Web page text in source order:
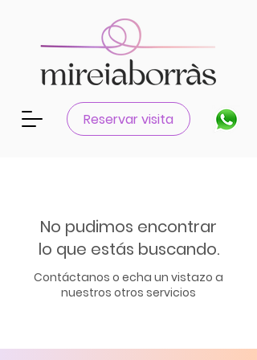
Reservar visita
No pudimos encontrar
lo que estás buscando.
Contáctanos o echa un vistazo a
nuestros otros servicios